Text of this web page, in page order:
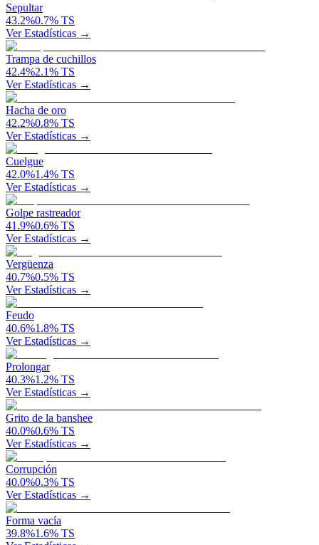
Sepultar
43.2%0.7% TS
Ver Estadísticas →
Trampa de cuchillos
42.4%2.1% TS
Ver Estadísticas →
Hacha de oro
42.2%0.8% TS
Ver Estadísticas →
Cuelgue
42.0%1.4% TS
Ver Estadísticas →
Golpe rastreador
41.9%0.6% TS
Ver Estadísticas →
Vergüenza
40.7%0.5% TS
Ver Estadísticas →
Feudo
40.6%1.8% TS
Ver Estadísticas →
Prolongar
40.3%1.2% TS
Ver Estadísticas →
Grito de la banshee
40.0%0.6% TS
Ver Estadísticas →
Corrupción
40.0%0.3% TS
Ver Estadísticas →
Forma vacía
39.8%1.6% TS